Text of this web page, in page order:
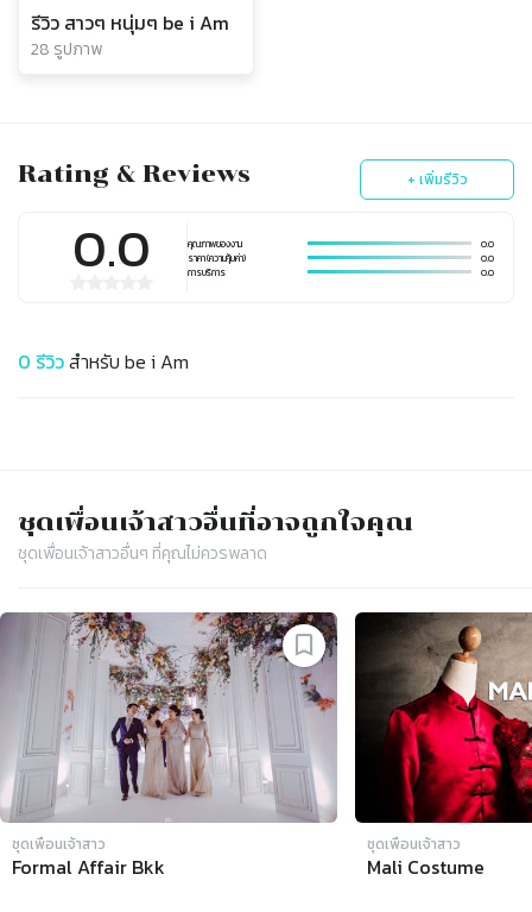
รีวิว สาวๆ หนุ่มๆ be i Am
28 รูปภาพ
Rating & Reviews + เพิ่มรีวิว
0.0 คุณภาพของงาน
0.0
ราคา (ความคุ้มค่า)
0.0
การบริการ
0.0
0 รีวิวสำหรับ be i Am
ชุดเพื่อนเจ้าสาวอื่นที่อาจถูกใจคุณ
ชุดเพื่อนเจ้าสาวอื่นๆ ที่คุณไม่ควรพลาด
Slide 1 of 4
ชุดเพื่อนเจ้าสาว
Formal Affair Bkk
ชุดเพื่อนเจ้าสาว
Mali Costume